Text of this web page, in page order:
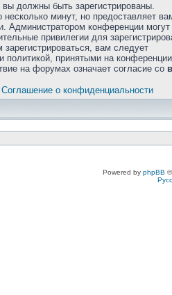
должны быть зарегистрированы.
несколько минут, но предоставляет
Администратором конференции
привилегии для
вам следует
политикой, принятыми на
на форумах означает согласие со
Соглашение о конфиденциальности
Powered by phpBB